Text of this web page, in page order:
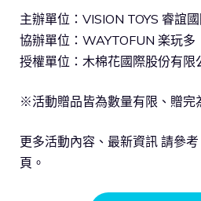
主辦單位：VISION TOYS 睿誼
協辦單位：WAYTOFUN 楽玩多
授權單位：木棉花國際股份有限
※活動贈品皆為數量有限、贈完
更多活動內容、最新資訊 請參
頁。